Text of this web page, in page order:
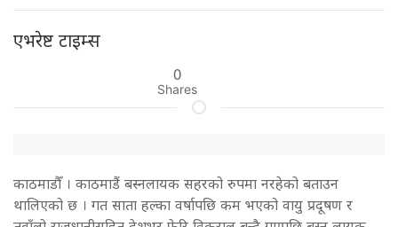
एभरेष्ट टाइम्स
0
Shares
काठमाडौँ । काठमाडैं बस्नलायक सहरको रुपमा नरहेको बताउन
थालिएको छ । गत साता हल्का वर्षापछि कम भएको वायु प्रदूषण र